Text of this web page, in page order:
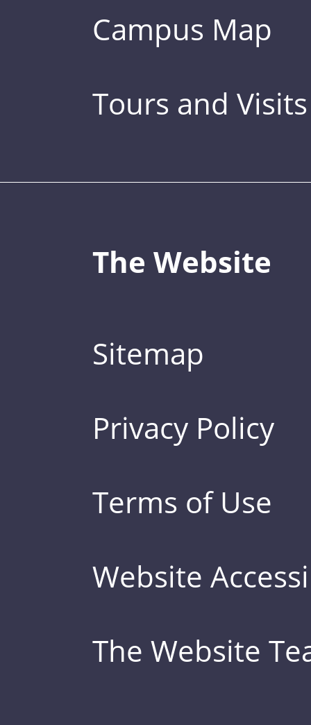
Campus Map
Tours and Visits
The Website
Sitemap
Privacy Policy
Terms of Use
Website
The Website